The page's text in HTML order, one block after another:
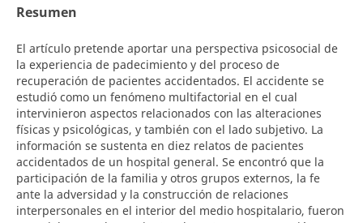
Resumen
El artículo pretende aportar una perspectiva psicosocial de
la experiencia de padecimiento y del proceso de
recuperación de pacientes accidentados. El accidente se
estudió como un fenómeno multifactorial en el cual
intervinieron aspectos relacionados con las alteraciones
físicas y psicológicas, y también con el lado subjetivo. La
información se sustenta en diez relatos de pacientes
accidentados de un hospital general. Se encontró que la
participación de la familia y otros grupos externos, la fe
ante la adversidad y la construcción de relaciones
interpersonales en el interior del medio hospitalario, fueron